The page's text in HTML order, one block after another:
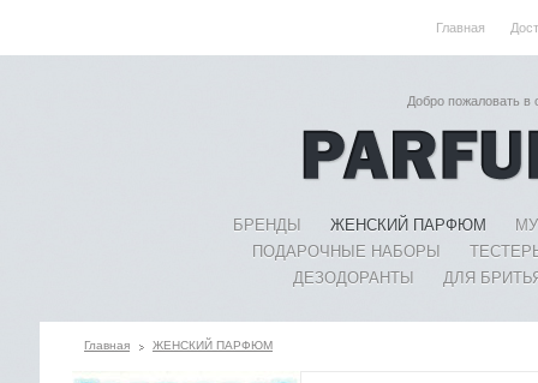
Главная
Добро пожаловать
БРЕНДЫ ЖЕНСКИЙ ПАРФЮМ
ПОДАРОЧНЫЕ НАБОРЫ
ДЕЗОДОРАНТЫ
ДЛЯ
Главная ЖЕНСКИЙ ПАРФЮМ